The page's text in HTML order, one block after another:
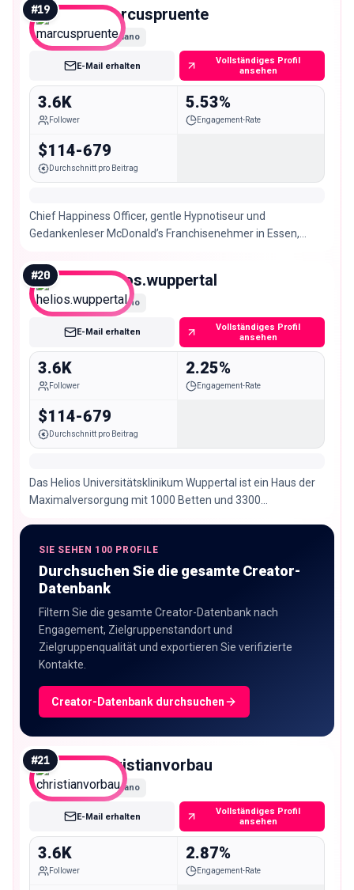
#19 marcuspruente
Nano
E-Mail erhalten
Vollständiges Profil
ansehen
3.6K
Follower
5.53%
Engagement-Rate
$114-679
Durchschnitt pro Beitrag
Chief Happiness Officer, gentle Hypnotiseur und
Gedankenleser McDonald’s Franchisenehmer in Essen,
#20 helios.wuppertal
Nano
E-Mail erhalten
Vollständiges Profil
ansehen
3.6K
Follower
2.25%
Engagement-Rate
$114-679
Durchschnitt pro Beitrag
Das Helios Universitätsklinikum Wuppertal ist ein Haus der
Maximalversorgung mit 1000 Betten und 3300
SIE SEHEN 100 PROFILE
Durchsuchen Sie die gesamte Creator-
Datenbank
Filtern Sie die gesamte Creator-Datenbank nach
Engagement, Zielgruppenstandort und
Zielgruppenqualität und exportieren Sie verifizierte
Kontakte.
Creator-Datenbank durchsuchen
#21 christianvorbau
Nano
E-Mail erhalten
Vollständiges Profil
ansehen
3.6K
Follower
2.87%
Engagement-Rate